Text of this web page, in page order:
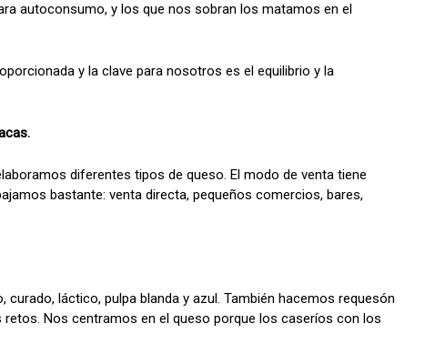
autoconsumo, y los que nos sobran los matamos en el
y la clave para nosotros es el equilibrio y la
diferentes tipos de queso. El modo de venta tiene
bastante: venta directa, pequeños comercios, bares,
láctico, pulpa blanda y azul. También hacemos requesón
Nos centramos en el queso porque los caseríos con los